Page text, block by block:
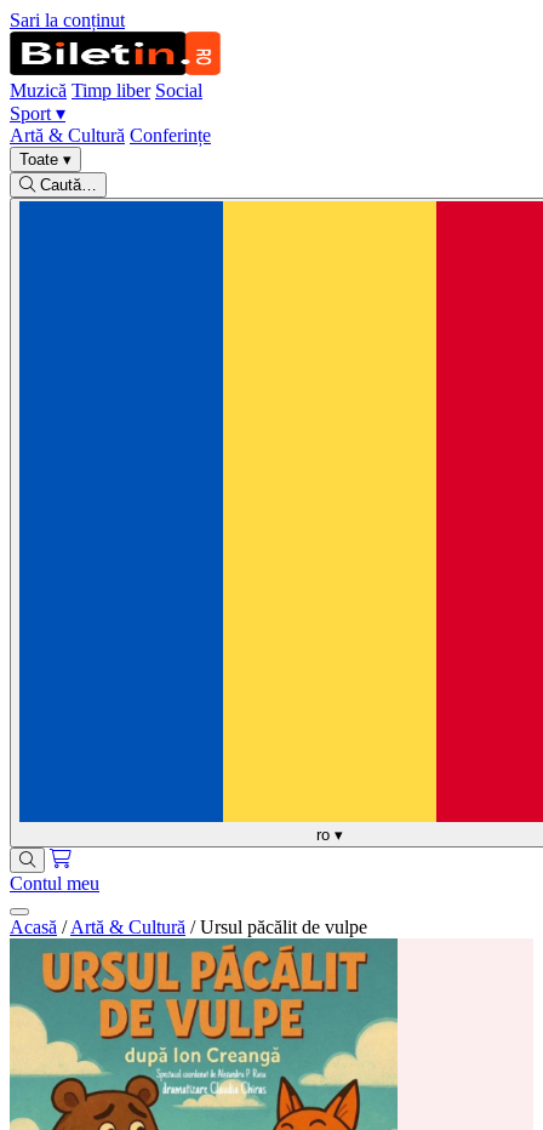
Sari la conținut
Muzică Timp liber Social
Sport ▾
Artă & Cultură Conferințe
Toate ▾
Caută…
ro ▾
Contul meu
Acasă / Artă & Cultură / Ursul păcălit de vulpe